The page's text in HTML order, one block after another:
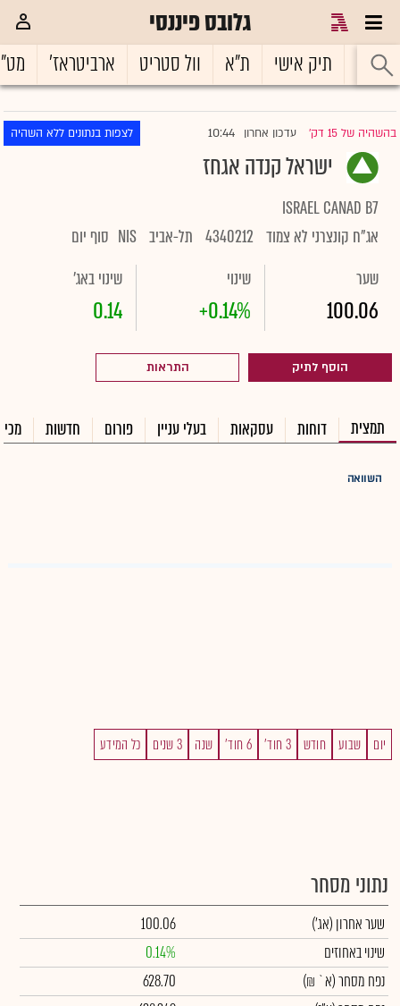
גלובס פיננסי
ראשי תיק אישי ת"א וול סטריט ארביטראז'
בהשהיה של 15 דק' |עדכון אחרון 10:44 לצפות בנתונים ללא השהיה
ישראל קנדה אגחז
ISRAEL CANAD B7
אג"ח קונצרני לא צמוד 4340212 תל-אביב NIS סוף יום
שער
100.06
שינוי
+0.14%
שינוי באג'
0.14
הוסף לתיק התראות
תמצית דוחות עסקאות בעלי עניין פורום חדשות
השוואה
יום שבוע חודש 3 חוד' 6 חוד' שנה 3 שנים כל המידע
נתוני מסחר
שער אחרון (אג')
100.06
שינוי באחוזים
0.14%
נפח מסחר(א` ₪)
628.70